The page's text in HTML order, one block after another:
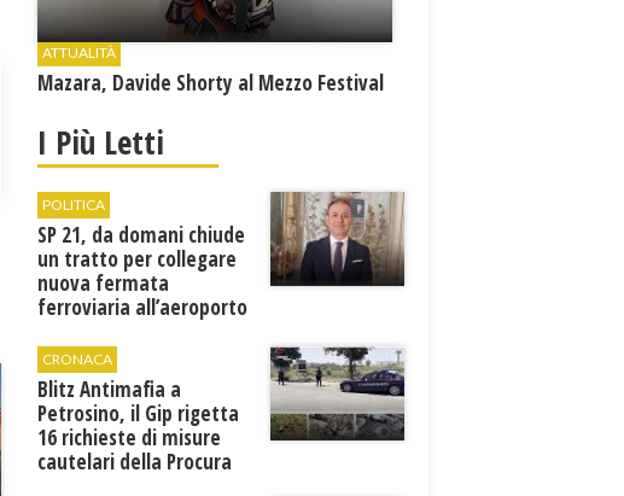
ATTUALITÀ
Mazara, Davide Shorty al Mezzo Festival
I Più Letti
POLITICA
SP 21, da domani chiude
un tratto per collegare
nuova fermata
ferroviaria all’aeroporto
CRONACA
Blitz Antimafia a
Petrosino, il Gip rigetta
16 richieste di misure
cautelari della Procura